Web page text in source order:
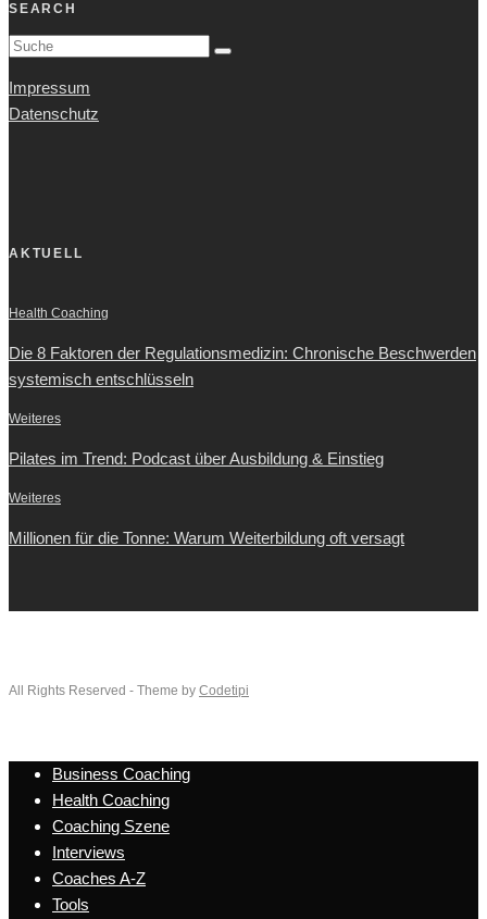
SEARCH
Impressum
Datenschutz
AKTUELL
Health Coaching
Die 8 Faktoren der Regulationsmedizin: Chronische Beschwerden
systemisch entschlüsseln
Weiteres
Pilates im Trend: Podcast über Ausbildung & Einstieg
Weiteres
Millionen für die Tonne: Warum Weiterbildung oft versagt
All Rights Reserved - Theme by Codetipi
Business Coaching
Health Coaching
Coaching Szene
Interviews
Coaches A-Z
Tools